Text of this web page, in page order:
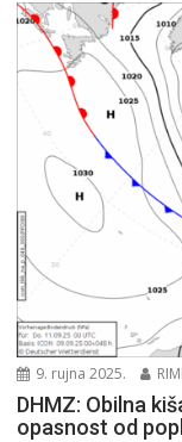
9. rujna 2025.
DHMZ: Obilna
opasnost od